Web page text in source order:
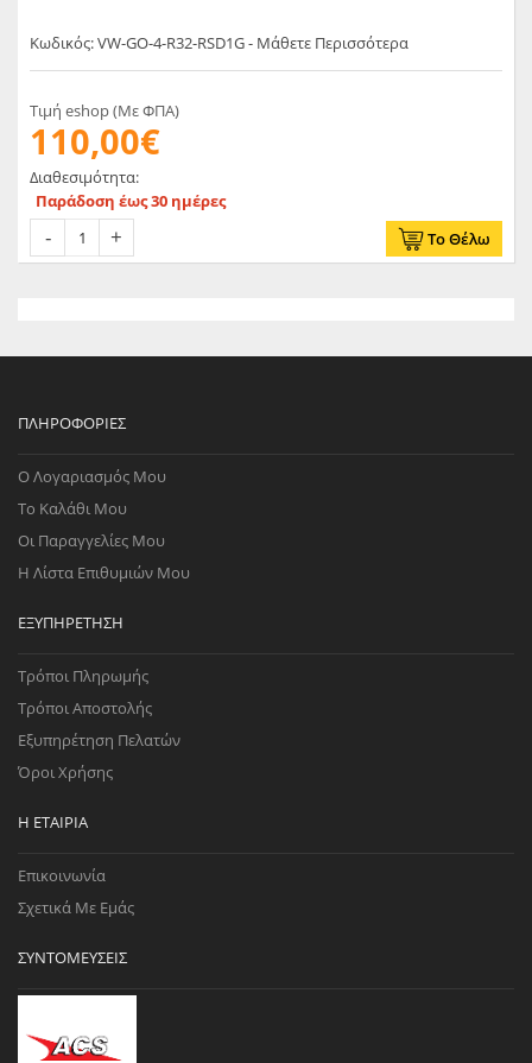
Κωδικός: VW-GO-4-R32-RSD1G - Μάθετε Περισσότερα
Τιμή eshop (Με ΦΠΑ)
110,00€
Διαθεσιμότητα:
Παράδοση έως 30 ημέρες
Το Θέλω
ΠΛΗΡΟΦΟΡΊΕΣ
Ο Λογαριασμός Μου
Το Καλάθι Μου
Οι Παραγγελίες Μου
Η Λίστα Επιθυμιών Μου
ΕΞΥΠΗΡΈΤΗΣΗ
Τρόποι Πληρωμής
Τρόποι Αποστολής
Εξυπηρέτηση Πελατών
Όροι Χρήσης
Η ΕΤΑΙΡΊΑ
Επικοινωνία
Σχετικά Με Εμάς
ΣΥΝΤΟΜΕΎΣΕΙΣ